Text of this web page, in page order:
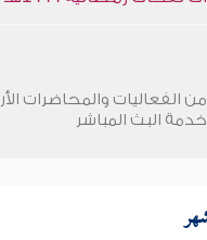
من الفعاليات والمحاضرات
خدمة البث المباشر